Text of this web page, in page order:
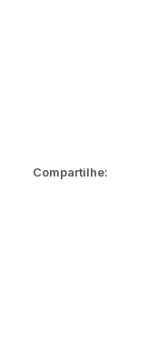
Compartilhe: